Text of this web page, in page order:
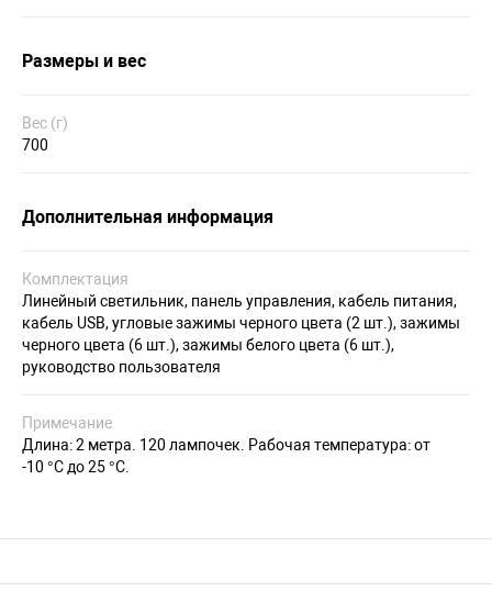
Размеры и вес
Вес (г)
700
Дополнительная информация
Комплектация
Линейный светильник, панель управления, кабель питания,
кабель USB, угловые зажимы черного цвета (2 шт.), зажимы
черного цвета (6 шт.), зажимы белого цвета (6 шт.),
руководство пользователя
Примечание
Длина: 2 метра. 120 лампочек. Рабочая температура: от
-10 °C до 25 °C.